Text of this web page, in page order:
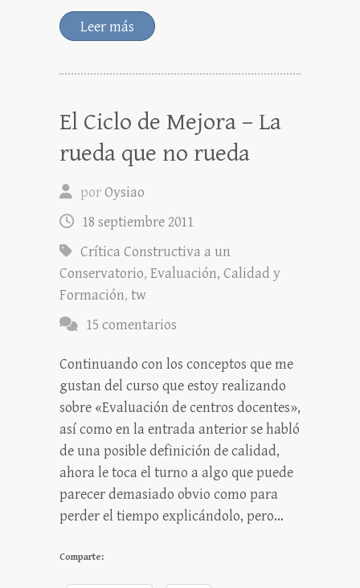
Leer más
El Ciclo de Mejora – La
rueda que no rueda
porOysiao
18 septiembre 2011
Crítica Constructiva a un
Conservatorio, Evaluación, Calidad y
Formación, tw
15 comentarios
Continuando con los conceptos que me
gustan del curso que estoy realizando
sobre «Evaluación de centros docentes»,
así como en la entrada anterior se habló
de una posible definición de calidad,
ahora le toca el turno a algo que puede
parecer demasiado obvio como para
perder el tiempo explicándolo, pero…
Comparte: